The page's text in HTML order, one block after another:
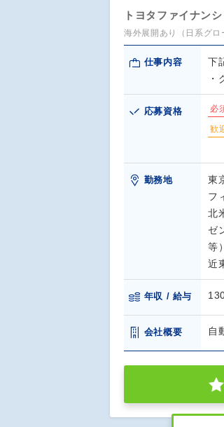
トヨタファイナン
海外展開あり（日系グロ
仕事内容
下
応募資格 必
歓
勤務地
東
フ
北
ゼ
等
近
年収 / 給与
会社概要 自